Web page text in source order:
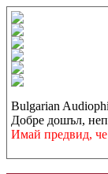
Bulgarian
Добре дошъл,
Имай предвид,